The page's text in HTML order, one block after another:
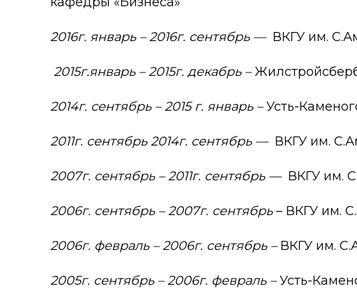
Внутренние нормативные
Обращение Президента КАСУ
Специальный
Для иностранных
2016г. январь – 2016г. сентябрь — ВКГУ им.
2015г.январь – 2015г. декабрь –
2014г. сентябрь – 2015 г. январь –Усть-
2011г. сентябрь 2014г. сентябрь — ВКГУ им.
2007г. сентябрь – 2011г. сентябрь — ВКГУ им.
2006г. сентябрь – 2007г. сентябрь– ВКГУ им.
2006г. февраль – 2006г. сентябрь –ВКГУ им.
2005г. сентябрь – 2006г. февраль –Усть-